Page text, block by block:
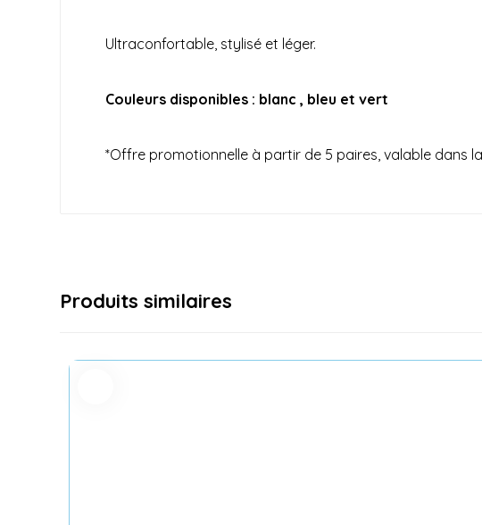
Ultraconfortable, stylisé et léger.
Couleurs disponibles : blanc , bleu et vert
*Offre promotionnelle à partir de 5 paires, valable dans
Produits similaires